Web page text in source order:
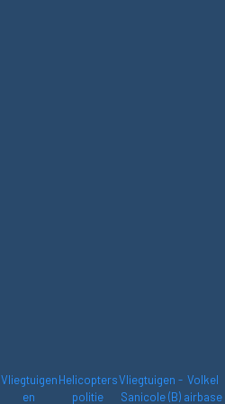
Vliegtuigen
en
Helicopters
politie
Vliegtuigen -
Sanicole (B)
Volkel
airbase